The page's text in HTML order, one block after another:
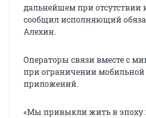
дальнейшем при отсутствии
сообщил исполняющий
Алехин.
Операторы связи вместе с
при ограничении мобильной
приложений.
«Мы привыкли жить в эпоху